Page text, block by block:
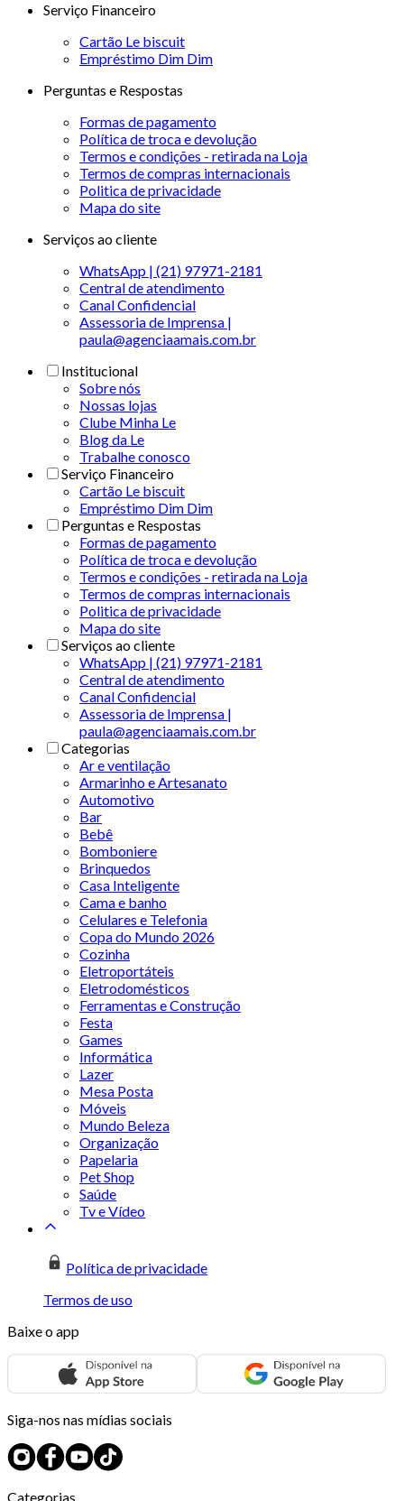
Serviço Financeiro
Cartão Le biscuit
Empréstimo Dim Dim
Perguntas e Respostas
Formas de pagamento
Política de troca e devolução
Termos e condições - retirada na Loja
Termos de compras internacionais
Politica de privacidade
Mapa do site
Serviços ao cliente
WhatsApp | (21) 97971-2181
Central de atendimento
Canal Confidencial
Assessoria de Imprensa |
paula@agenciaamais.com.br
Institucional
Sobre nós
Nossas lojas
Clube Minha Le
Blog da Le
Trabalhe conosco
Serviço Financeiro
Cartão Le biscuit
Empréstimo Dim Dim
Perguntas e Respostas
Formas de pagamento
Política de troca e devolução
Termos e condições - retirada na Loja
Termos de compras internacionais
Politica de privacidade
Mapa do site
Serviços ao cliente
WhatsApp | (21) 97971-2181
Central de atendimento
Canal Confidencial
Assessoria de Imprensa |
paula@agenciaamais.com.br
Categorias
Ar e ventilação
Armarinho e Artesanato
Automotivo
Bar
Bebê
Bomboniere
Brinquedos
Casa Inteligente
Cama e banho
Celulares e Telefonia
Copa do Mundo 2026
Cozinha
Eletroportáteis
Eletrodomésticos
Ferramentas e Construção
Festa
Games
Informática
Lazer
Mesa Posta
Móveis
Mundo Beleza
Organização
Papelaria
Pet Shop
Saúde
Tv e Vídeo
Política de privacidade
Termos de uso
Baixe o app
Siga-nos nas mídias sociais
Categorias